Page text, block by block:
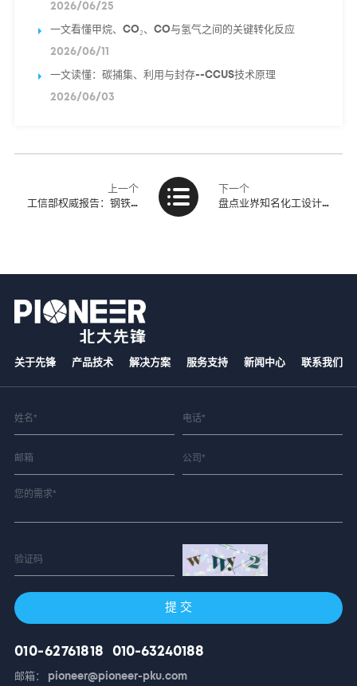
2026/06/25
一文看懂甲烷、CO₂、CO与氢气之间的关键转化反应
2026/06/11
一文读懂：碳捕集、利用与封存--CCUS技术原理
2026/06/03
上一个
工信部权威报告：钢铁、有色金属等行业2018年运行情况
下一个
盘点业界知名化工设计院！全国75家工程设计综合甲级资质设计院名单（全）
关于先锋 产品技术 解决方案 服务支持 新闻中心 联系我们
提 交
010-62761818 010-63240188
邮箱： pioneer@pioneer-pku.com